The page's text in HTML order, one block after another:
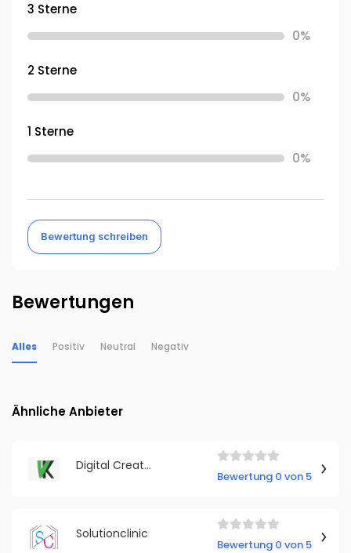
3 Sterne
0%
2 Sterne
0%
1 Sterne
0%
Bewertung schreiben
Bewertungen
Alles Positiv Neutral Negativ
Ähnliche Anbieter
Digital Creator Veganekraft
Bewertung 0 von 5
Solutionclinic
Bewertung 0 von 5